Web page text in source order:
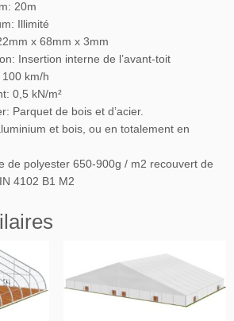
20m
Illimité
x 68mm x 3mm
Insertion interne de l’avant-toit
km/h
0,5 kN/m²
Parquet de bois et d’acier.
et bois, ou en totalement en
de polyester 650-900g / m2 recouvert de
4102 B1 M2